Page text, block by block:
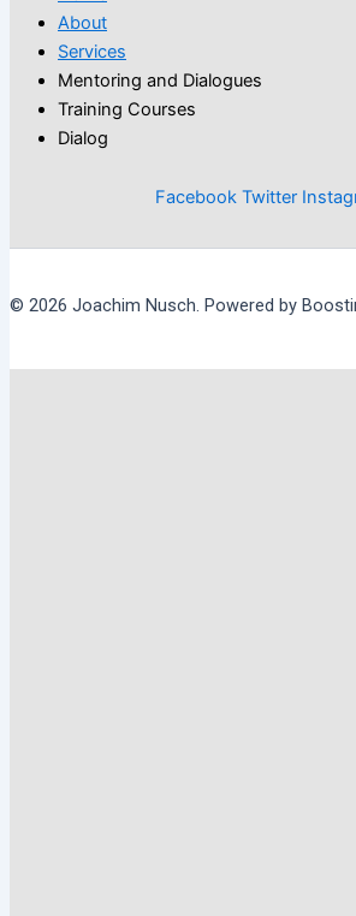
About
Services
Mentoring and Dialogues
Training Courses
Dialog
Facebook Twitter
© 2026 Joachim Nusch. Powered by